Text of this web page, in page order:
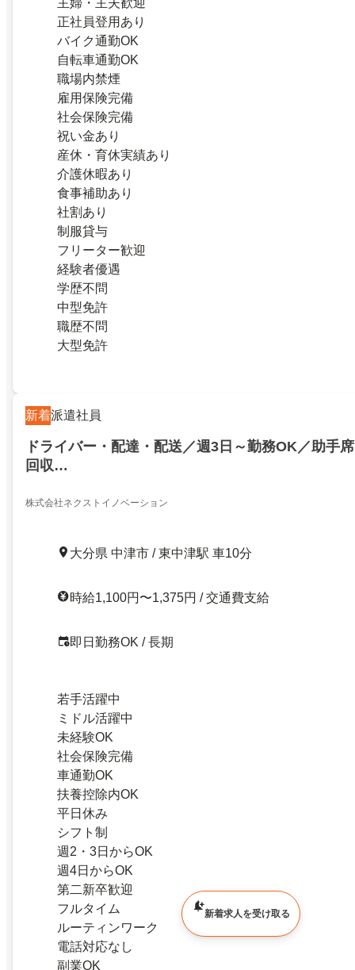
正社員登用あり
バイク通勤OK
自転車通勤OK
職場内禁煙
雇用保険完備
社会保険完備
祝い金あり
産休・育休実績あり
介護休暇あり
食事補助あり
社割あり
制服貸与
フリーター歓迎
経験者優遇
学歴不問
中型免許
職歴不問
大型免許
新着派遣社員
ドライバー・配達・配送／週3日～勤務OK／助手
回収…
株式会社ネクストイノベーション
大分県 中津市 / 東中津駅 車10分
時給1,100円〜1,375円 / 交通費支給
即日勤務OK / 長期
若手活躍中
ミドル活躍中
未経験OK
社会保険完備
車通勤OK
扶養控除内OK
平日休み
シフト制
週2・3日からOK
週4日からOK
第二新卒歓迎
フルタイム
ルーティンワーク
電話対応なし
副業OK
新着求人を受け取る